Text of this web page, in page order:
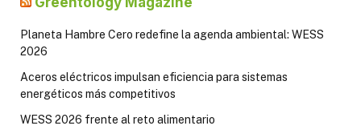
Planeta Hambre Cero redefine la agenda ambiental: WESS
2026
Aceros eléctricos impulsan eficiencia para sistemas
energéticos más competitivos
WESS 2026 frente al reto alimentario